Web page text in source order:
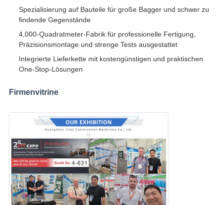
Spezialisierung auf Bauteile für große Bagger und schwer zu
findende Gegenstände
4,000-Quadratmeter-Fabrik für professionelle Fertigung,
Präzisionsmontage und strenge Tests ausgestattet
Integrierte Lieferkette mit kostengünstigen und praktischen
One-Stop-Lösungen
Firmenvitrine